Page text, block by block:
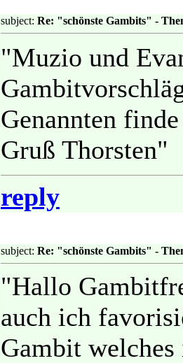
subject: Re: "schönste Gambits" -
"Muzio und
Genannten
Gruß Thorsten"
reply
subject: Re: "schönste Gambits" -
"Hallo
auch ich
Gambit